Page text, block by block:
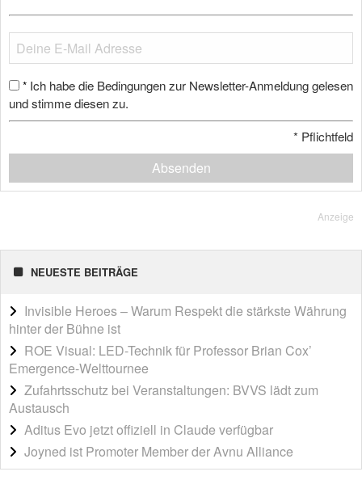
* Ich habe die Bedingungen zur Newsletter-Anmeldung gelesen
und stimme diesen zu.
* Pflichtfeld
Absenden
Anzeige
NEUESTE BEITRÄGE
Invisible Heroes – Warum Respekt die stärkste Währung
hinter der Bühne ist
ROE Visual: LED-Technik für Professor Brian Cox’
Emergence-Welttournee
Zufahrtsschutz bei Veranstaltungen: BVVS lädt zum
Austausch
Aditus Evo jetzt offiziell in Claude verfügbar
Joyned ist Promoter Member der Avnu Alliance